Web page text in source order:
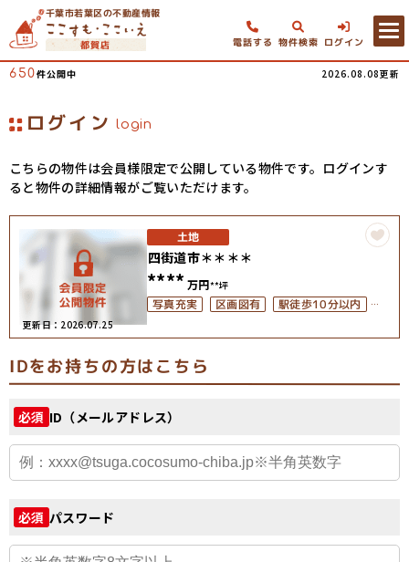
千葉市若葉区の不動産情報
都賀店 電話する 物件検索 ログイン
650件公開中 2026.08.08更新
ログイン login
こちらの物件は会員様限定で公開している物件です。ログインす
ると物件の詳細情報がご覧いただけます。
土地
四街道市＊＊＊＊
**** 万円**坪
写真充実 区画図有 駅徒歩10分以内
更新日：2026.07.25
IDをお持ちの方はこちら
必須 ID（メールアドレス）
必須 パスワード